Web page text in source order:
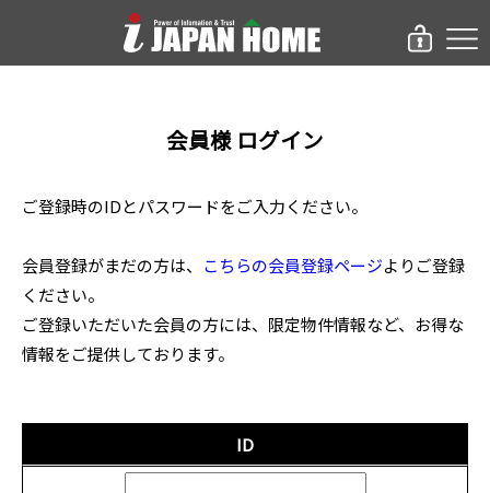
会員様 ログイン
ご登録時のIDとパスワードをご入力ください。
会員登録がまだの方は、 こちらの会員登録ページよりご登録
ください。
ご登録いただいた会員の方には、限定物件情報など、お得な
情報をご提供しております。
ID